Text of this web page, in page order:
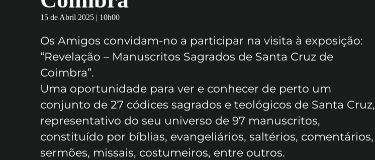
15 de Abril 2025 | 10h00
Os Amigos convidam-no a participar na visita à exposição:
“Revelação – Manuscritos Sagrados de Santa Cruz de
Coimbra”.
Uma oportunidade para ver e conhecer de perto um
conjunto de 27 códices sagrados e teológicos de Santa Cruz,
representativo do seu universo de 97 manuscritos,
constituído por bíblias, evangeliários, saltérios, comentários,
sermões, missais, costumeiros, entre outros.